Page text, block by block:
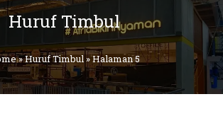
Huruf Timbul
»Huruf Timbul»Halaman 5